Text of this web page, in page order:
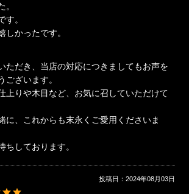
。
す。
しかったです。
ただき、当店の対応につきましてもお声を
ございます。
上りや木目など、お気に召していただけて
に、これからも末永くご愛用くださいま
ちしております。
投稿日：2024年08月03日